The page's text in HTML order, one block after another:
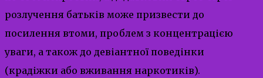
розлучення батьків може призвести до
посилення втоми, проблем з концентрацією
уваги, а також до девіантної поведінки
(крадіжки або вживання наркотиків).